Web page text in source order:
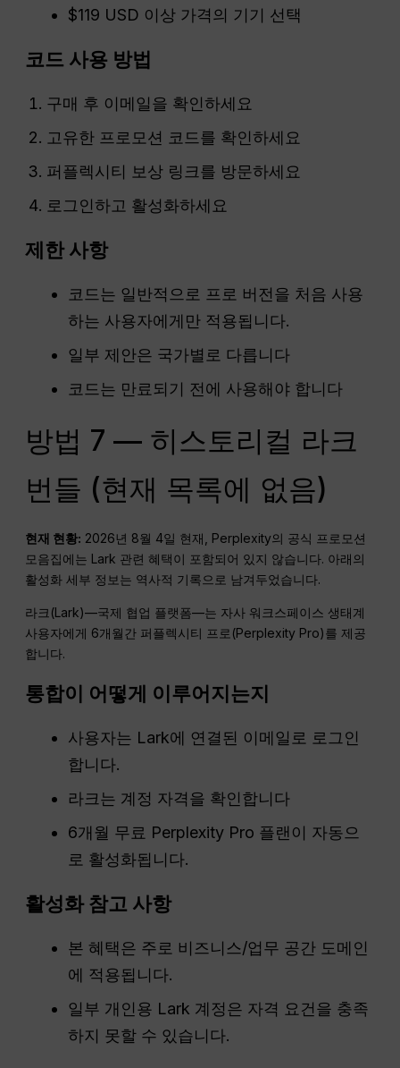
$119 USD 이상 가격의 기기 선택
코드 사용 방법
구매 후 이메일을 확인하세요
고유한 프로모션 코드를 확인하세요
퍼플렉시티 보상 링크를 방문하세요
로그인하고 활성화하세요
제한 사항
코드는 일반적으로 프로 버전을 처음 사용
하는 사용자에게만 적용됩니다.
일부 제안은 국가별로 다릅니다
코드는 만료되기 전에 사용해야 합니다
방법 7 — 히스토리컬 라크
번들 (현재 목록에 없음)
현재 현황: 2026년 8월 4일 현재, Perplexity의 공식 프로모션
모음집에는 Lark 관련 혜택이 포함되어 있지 않습니다. 아래의
활성화 세부 정보는 역사적 기록으로 남겨두었습니다.
라크(Lark)—국제 협업 플랫폼—는 자사 워크스페이스 생태계
사용자에게 6개월간 퍼플렉시티 프로(Perplexity Pro)를 제공
합니다.
통합이 어떻게 이루어지는지
사용자는 Lark에 연결된 이메일로 로그인
합니다.
라크는 계정 자격을 확인합니다
6개월 무료 Perplexity Pro 플랜이 자동으
로 활성화됩니다.
활성화 참고 사항
본 혜택은 주로 비즈니스/업무 공간 도메인
에 적용됩니다.
일부 개인용 Lark 계정은 자격 요건을 충족
하지 못할 수 있습니다.